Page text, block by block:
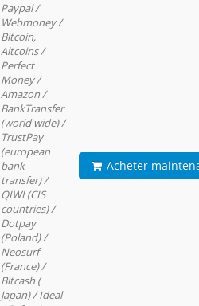
Paypal /
Webmoney /
Bitcoin,
Altcoins /
Perfect
Money /
Amazon /
BankTransfer
(world wide) /
TrustPay
(european
bank
transfer) /
QIWI (CIS
countries) /
Dotpay
(Poland) /
Neosurf
(France) /
Bitcash (
Japan) / Ideal
Acheter